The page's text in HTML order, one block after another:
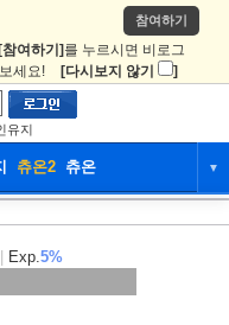
참여하기
[참여하기] 를 누르시면 비로그
세요! [다시보지 않기 ]
유지
츄온2 츄온 ▼
츄온2
Exp.5%